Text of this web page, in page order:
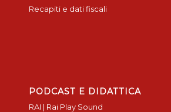
Recapiti e dati fiscali
PODCAST E DIDATTICA
RAI | Rai Play Sound